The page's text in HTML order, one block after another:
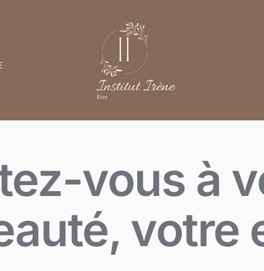
vous à
votre